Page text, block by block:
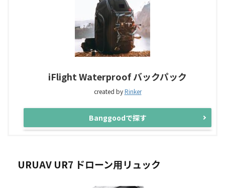
iFlight Waterproof バックパック
created byRinker
Banggoodで探す
URUAV UR7 ドローン用リュック